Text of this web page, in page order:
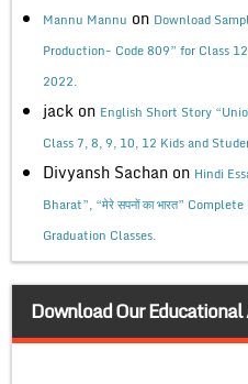
Mannu Mannu on Download
Production- Code 809” for Class
2022.
jack on English Short Story
Class 7, 8, 9, 10, 12 Kids and
Divyansh Sachan on Hindi
Bharat”, “मेरे सपनों का भारत”
Graduation Classes.
Download Our